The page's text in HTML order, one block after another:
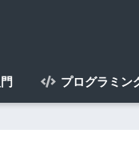
プログラミン